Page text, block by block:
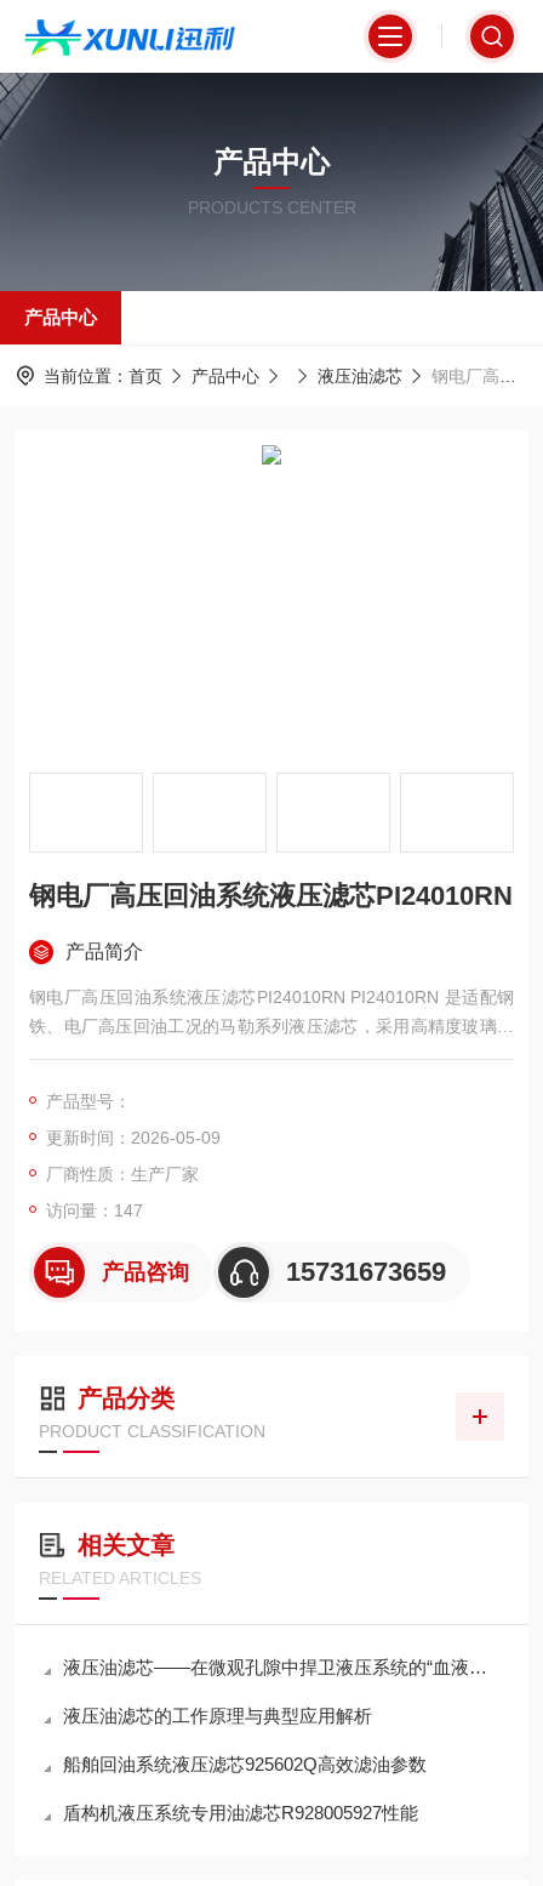
产品中心
PRODUCTS CENTER
产品中心
当前位置： 首页 产品中心 液压油滤芯 钢电厂高压回油系统液压滤芯PI24010RN
钢电厂高压回油系统液压滤芯PI24010RN
产品简介
钢电厂高压回油系统液压滤芯PI24010RN PI24010RN 是适配钢
铁、电厂高压回油工况的马勒系列液压滤芯，采用高精度玻璃纤
维滤材，过滤精度 10μm，专为钢厂轧钢机组、电厂汽轮机油
磨屑、氧化油泥、管路锈蚀杂质与粉尘颗粒物，稳定控制油液清
洁度，保护伺服阀、液压泵、减速机等精密设备部件，抗压耐温
性能优异
产品型号：
更新时间：2026-05-09
厂商性质：生产厂家
访问量：147
产品咨询 15731673659
产品分类
PRODUCT CLASSIFICATION
相关文章
RELATED ARTICLES
液压油滤芯——在微观孔隙中捍卫液压系统的“血液纯净”
液压油滤芯的工作原理与典型应用解析
船舶回油系统液压滤芯925602Q高效滤油参数
盾构机液压系统专用油滤芯R928005927性能